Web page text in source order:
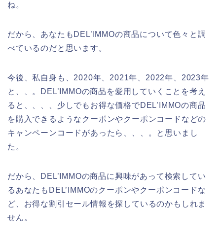
ね。
だから、あなたもDEL’IMMOの商品について色々と調
べているのだと思います。
今後、私自身も、2020年、2021年、2022年、2023年
と、、。DEL’IMMOの商品を愛用していくことを考え
ると、、、、少しでもお得な価格でDEL’IMMOの商品
を購入できるようなクーポンやクーポンコードなどの
キャンペーンコードがあったら、、、。と思いまし
た。
だから、DEL’IMMOの商品に興味があって検索してい
るあなたもDEL’IMMOのクーポンやクーポンコードな
ど、お得な割引セール情報を探しているのかもしれま
せん。